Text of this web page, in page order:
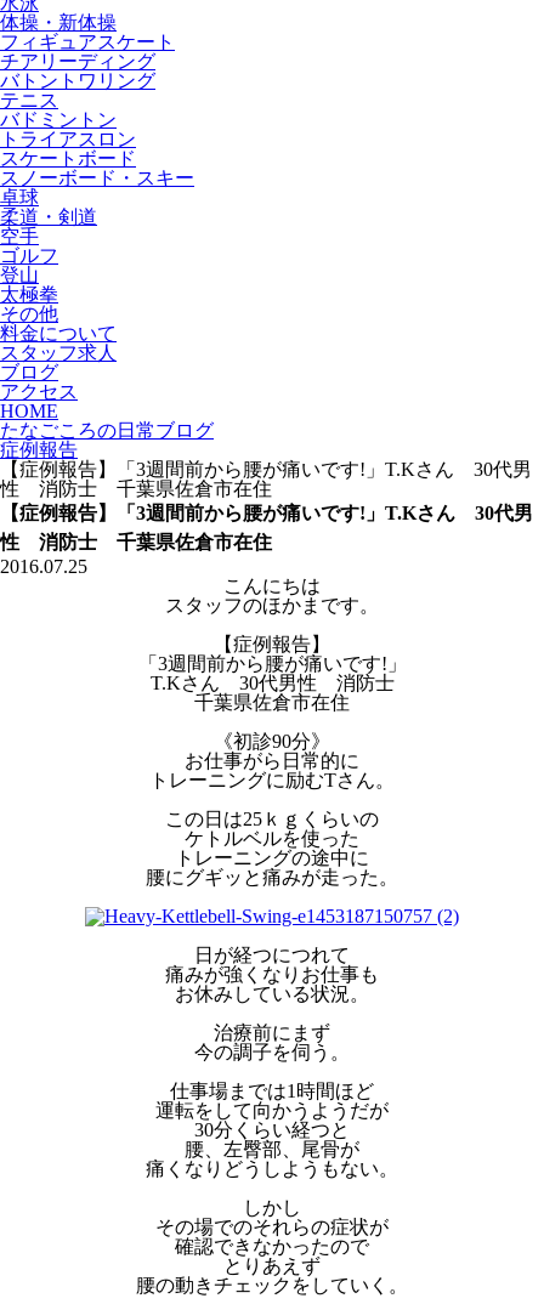
体操・新体操
フィギュアスケート
チアリーディング
バトントワリング
テニス
バドミントン
トライアスロン
スケートボード
スノーボード・スキー
卓球
柔道・剣道
空手
ゴルフ
登山
太極拳
その他
料金について
スタッフ求人
ブログ
アクセス
HOME
たなごころの日常ブログ
症例報告
【症例報告】「3週間前から腰が痛いです!」T.Kさん 30代男
性 消防士 千葉県佐倉市在住
【症例報告】「3週間前から腰が痛いです!」T.Kさん 30代男
性 消防士 千葉県佐倉市在住
2016.07.25
こんにちは
スタッフのほかまです。
【症例報告】
「3週間前から腰が痛いです!」
T.Kさん 30代男性 消防士
千葉県佐倉市在住
《初診90分》
お仕事がら日常的に
トレーニングに励むTさん。
この日は25ｋｇくらいの
ケトルベルを使った
トレーニングの途中に
腰にグギッと痛みが走った。
日が経つにつれて
痛みが強くなりお仕事も
お休みしている状況。
治療前にまず
今の調子を伺う。
仕事場までは1時間ほど
運転をして向かうようだが
30分くらい経つと
腰、左臀部、尾骨が
痛くなりどうしようもない。
しかし
その場でのそれらの症状が
確認できなかったので
とりあえず
腰の動きチェックをしていく。